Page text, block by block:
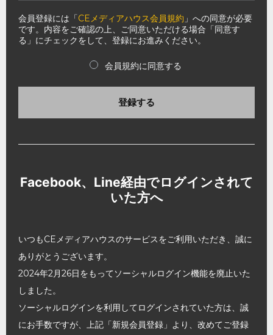
会員登録には「CEメディアハウス会員規約 」への同意が必要
です。内容をご確認の上、ご同意いただける場合「同意す
る」にチェックをして、登録にお進みください。
会員規約に同意する
登録する
Facebook、Line経由でログインされて
いた方へ
いつもCEメディアハウスのサービスをご利用いただき、誠に
ありがとうございます。
2024年2月26日をもってソーシャルログイン機能を廃止いた
しました。
ソーシャルログインを利用してログインされていた方は、誠
にお手数ですが、上記「新規会員登録」より、改めてご登録